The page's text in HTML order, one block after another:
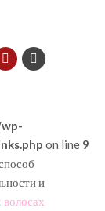
on line 9
и